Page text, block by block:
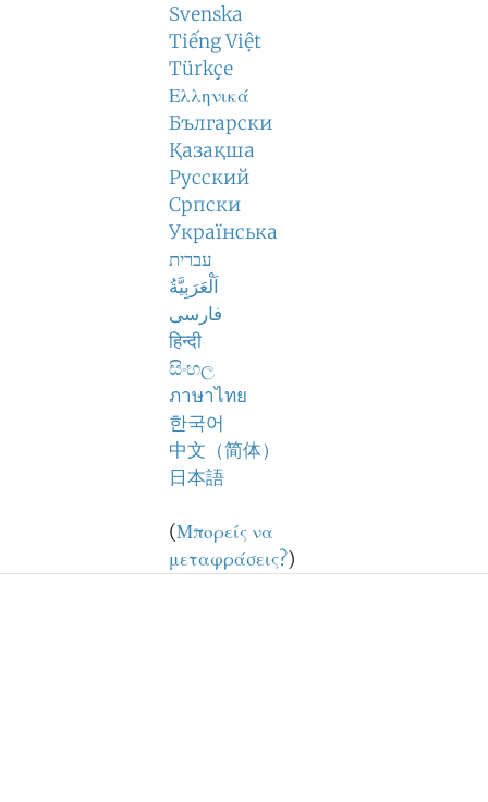
Svenska
Tiếng Việt
Türkçe
Ελληνικά
Български
Қазақша
Русский
Српски
Українська
עברית
اَلْعَرَبِيَّةُ
فارسی
हिन्दी
සිංහල
ภาษาไทย
한국어
中文（简体）
日本語
(Μπορείς να
μεταφράσεις?)